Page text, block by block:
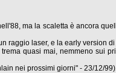
ma la scaletta è ancora
raggio laser, e la early version
quasi mai, nemmeno sui
nei prossimi giorni" - 23/12/